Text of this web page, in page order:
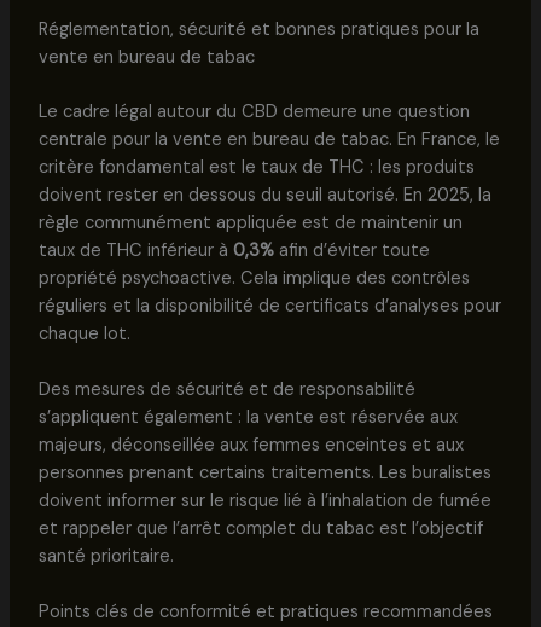
Réglementation, sécurité et bonnes pratiques pour la
vente en bureau de tabac
Le cadre légal autour du CBD demeure une question
centrale pour la vente en bureau de tabac. En France, le
critère fondamental est le taux de THC : les produits
doivent rester en dessous du seuil autorisé. En 2025, la
règle communément appliquée est de maintenir un
taux de THC inférieur à 0,3%afin d’éviter toute
propriété psychoactive. Cela implique des contrôles
réguliers et la disponibilité de certificats d’analyses pour
chaque lot.
Des mesures de sécurité et de responsabilité
s’appliquent également : la vente est réservée aux
majeurs, déconseillée aux femmes enceintes et aux
personnes prenant certains traitements. Les buralistes
doivent informer sur le risque lié à l’inhalation de fumée
et rappeler que l’arrêt complet du tabac est l’objectif
santé prioritaire.
Points clés de conformité et pratiques recommandées